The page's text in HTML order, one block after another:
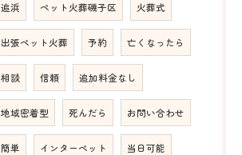
追浜 ペット火葬磯子区 火葬式
出張ペット火葬 予約 亡くなったら
相談 信頼 追加料金なし
地域密着型 死んだら お問い合わせ
簡単 インターペット 当日可能